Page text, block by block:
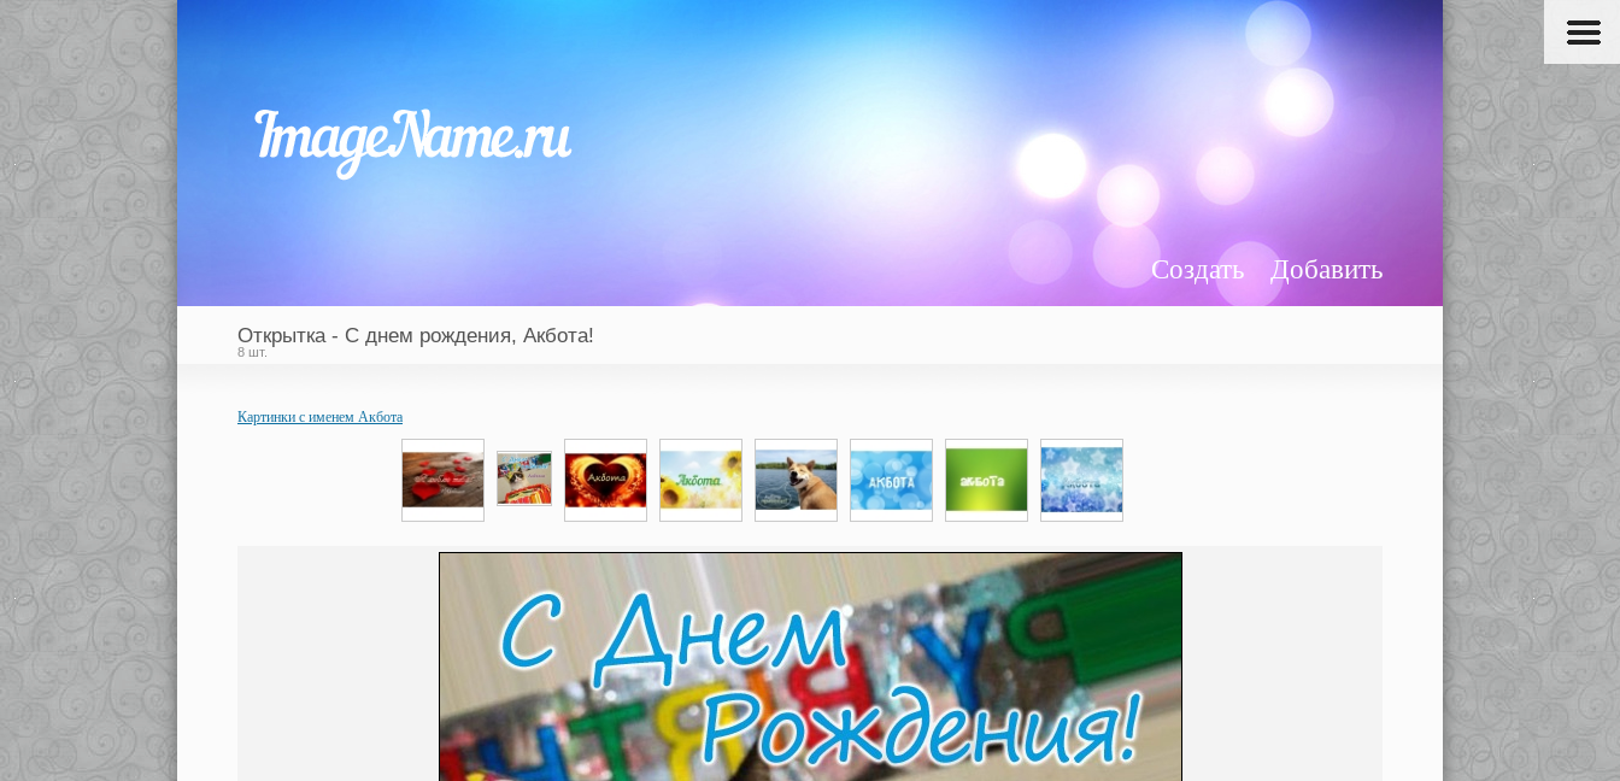
Добавить
Создать
Открытка - С днем рождения, Акбота!
8 шт.
Картинки с именем Акбота